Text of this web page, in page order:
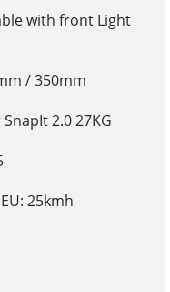
with front Light
/ 350mm
2.0 27KG
25kmh